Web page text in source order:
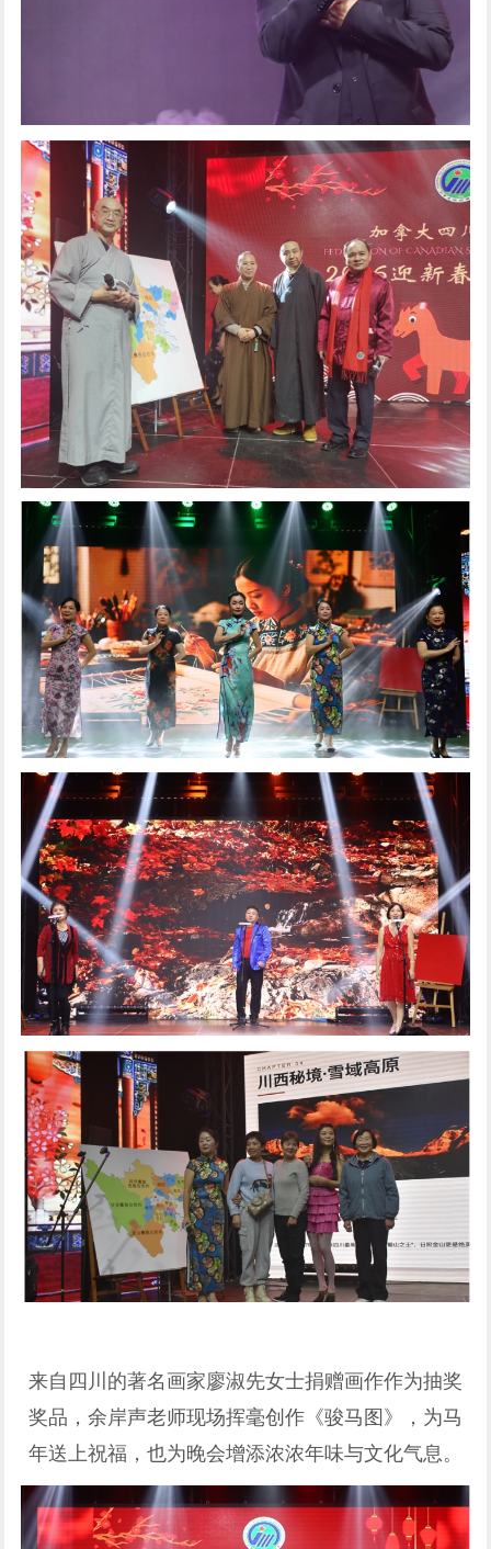
来自四川的著名画家廖淑先女士捐赠画作作为抽奖
奖品，余岸声老师现场挥毫创作《骏马图》，为马
年送上祝福，也为晚会增添浓浓年味与文化气息。